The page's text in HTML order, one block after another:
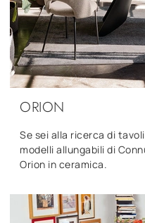
ORION
Se sei alla ricerca di
modelli allungabili di
Orion in ceramica.